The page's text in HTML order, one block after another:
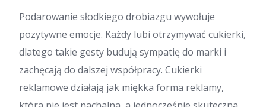
Podarowanie słodkiego drobiazgu wywołuje
pozytywne emocje. Każdy lubi otrzymywać cukierki,
dlatego takie gesty budują sympatię do marki i
zachęcają do dalszej współpracy. Cukierki
reklamowe działają jak miękka forma reklamy,